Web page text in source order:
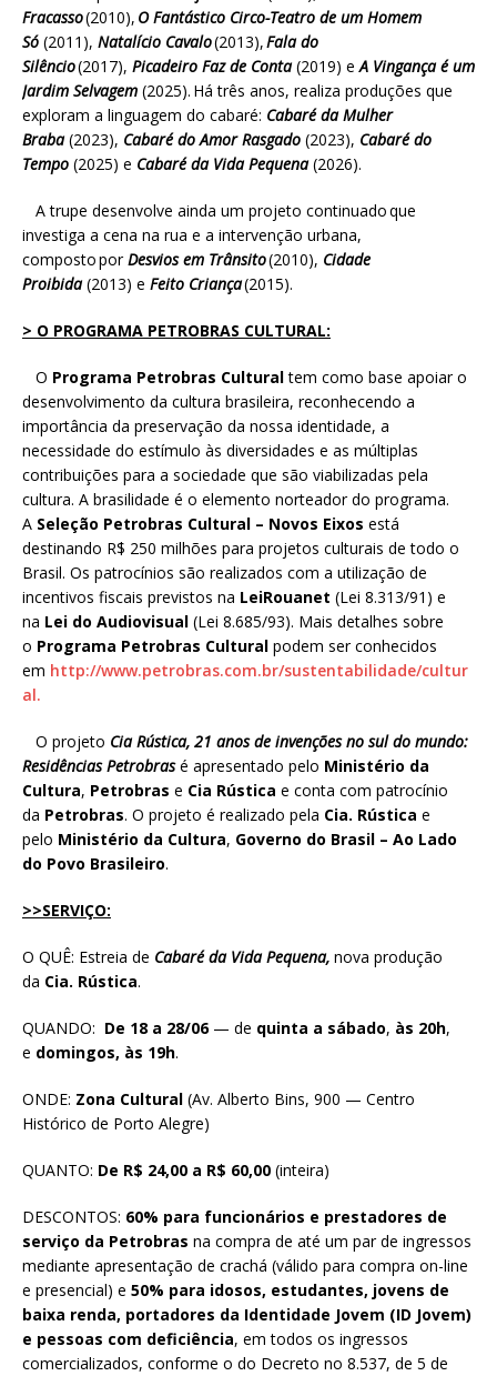
Fracasso(2010), O Fantástico Circo-Teatro de um Homem
Só (2011), Natalício Cavalo(2013),Fala do
Silêncio(2017), Picadeiro Faz de Conta(2019) e A Vingança é um
Jardim Selvagem (2025). Há três anos, realiza produções que
exploram a linguagem do cabaré: Cabaré da Mulher
Braba(2023), Cabaré do Amor Rasgado (2023), Cabaré do
Tempo (2025) e Cabaré da Vida Pequena(2026).
A trupe desenvolve ainda um projeto continuado que
investiga a cena na rua e a intervenção urbana,
composto porDesvios em Trânsito(2010), Cidade
Proibida(2013) e Feito Criança(2015).
> O PROGRAMA PETROBRAS CULTURAL:
O Programa Petrobras Culturaltem como base apoiar o
desenvolvimento da cultura brasileira, reconhecendo a
importância da preservação da nossa identidade, a
necessidade do estímulo às diversidades e as múltiplas
contribuições para a sociedade que são viabilizadas pela
cultura. A brasilidade é o elemento norteador do programa.
A Seleção Petrobras Cultural – Novos Eixos está
destinando R$ 250 milhões para projetos culturais de todo o
Brasil. Os patrocínios são realizados com a utilização de
incentivos fiscais previstos na LeiRouanet (Lei 8.313/91) e
na Lei do Audiovisual (Lei 8.685/93). Mais detalhes sobre
o Programa Petrobras Cultural podem ser conhecidos
em http://www.petrobras.com.br/sustentabilidade/cultur
al.
O projeto Cia Rústica, 21 anos de invenções no sul do mundo:
Residências Petrobrasé apresentado pelo Ministério da
Cultura, Petrobras e Cia Rústica e conta com patrocínio
da Petrobras. O projeto é realizado pela Cia. Rústica e
pelo Ministério da Cultura, Governo do Brasil – Ao Lado
do Povo Brasileiro.
>>SERVIÇO:
O QUÊ: Estreia de Cabaré da Vida Pequena, nova produção
da Cia. Rústica.
QUANDO: De 18 a 28/06— de quinta a sábado, às 20h,
e domingos, às 19h.
ONDE: Zona Cultural (Av. Alberto Bins, 900 — Centro
Histórico de Porto Alegre)
QUANTO: De R$ 24,00 a R$ 60,00 (inteira)
DESCONTOS: 60% para funcionários e prestadores de
serviço da Petrobras na compra de até um par de ingressos
mediante apresentação de crachá (válido para compra on-line
e presencial) e 50% para idosos, estudantes, jovens de
baixa renda, portadores da Identidade Jovem (ID Jovem)
e pessoas com deficiência, em todos os ingressos
comercializados, conforme o do Decreto no 8.537, de 5 de